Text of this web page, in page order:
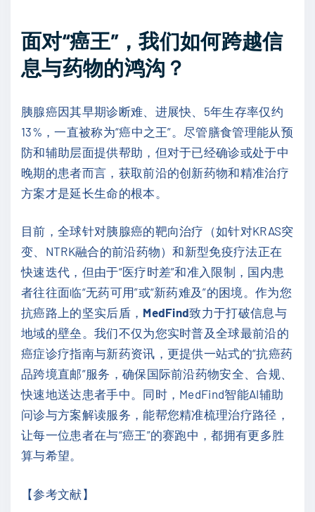
面对“癌王”，我们如何跨越信
息与药物的鸿沟？
胰腺癌因其早期诊断难、进展快、5年生存率仅约
13%，一直被称为“癌中之王”。尽管膳食管理能从预
防和辅助层面提供帮助，但对于已经确诊或处于中
晚期的患者而言，获取前沿的创新药物和精准治疗
方案才是延长生命的根本。
目前，全球针对胰腺癌的靶向治疗（如针对KRAS突
变、NTRK融合的前沿药物）和新型免疫疗法正在
快速迭代，但由于“医疗时差”和准入限制，国内患
者往往面临“无药可用”或“新药难及”的困境。作为您
抗癌路上的坚实后盾， MedFind致力于打破信息与
地域的壁垒。我们不仅为您实时普及全球最前沿的
癌症诊疗指南与新药资讯，更提供一站式的“抗癌药
品跨境直邮”服务，确保国际前沿药物安全、合规、
快速地送达患者手中。同时，MedFind智能AI辅助
问诊与方案解读服务，能帮您精准梳理治疗路径，
让每一位患者在与“癌王”的赛跑中，都拥有更多胜
算与希望。
【参考文献】